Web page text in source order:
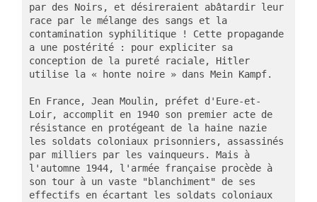
par des Noirs, et désireraient abâtardir leur
race par le mélange des sangs et la
contamination syphilitique ! Cette propagande
a une postérité : pour expliciter sa
conception de la pureté raciale, Hitler
utilise la « honte noire » dans Mein Kampf.
En France, Jean Moulin, préfet d'Eure-et-
Loir, accomplit en 1940 son premier acte de
résistance en protégeant de la haine nazie
les soldats coloniaux prisonniers, assassinés
par milliers par les vainqueurs. Mais à
l'automne 1944, l'armée française procède à
son tour à un vaste "blanchiment" de ses
effectifs en écartant les soldats coloniaux